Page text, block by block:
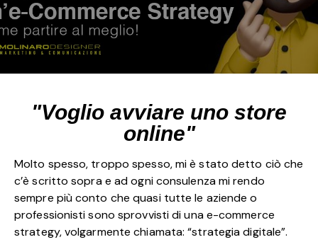
"Voglio avviare uno store
online"
Molto spesso, troppo spesso, mi è stato detto ciò che
c’è scritto sopra e ad ogni consulenza mi rendo
sempre più conto che quasi tutte le aziende o
professionisti sono sprovvisti di una e-commerce
strategy, volgarmente chiamata: “strategia digitale”.